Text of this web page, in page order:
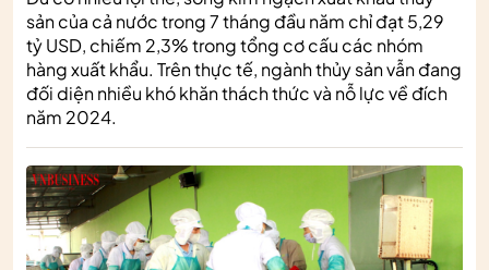
sản của cả nước trong 7 tháng đầu năm chỉ đạt 5,29
tỷ USD, chiếm 2,3% trong tổng cơ cấu các nhóm
hàng xuất khẩu. Trên thực tế, ngành thủy sản vẫn đang
đối diện nhiều khó khăn thách thức và nỗ lực về đích
năm 2024.